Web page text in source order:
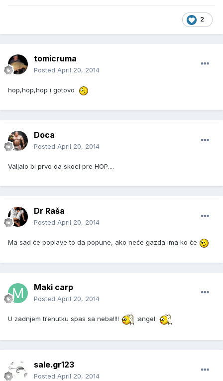
2
tomicruma
Posted April 20, 2014
hop,hop,hop i gotovo
Doca
Posted April 20, 2014
Valjalo bi prvo da skoci pre HOP....
Dr Raša
Posted April 20, 2014
Ma sad će poplave to da popune, ako neće gazda ima ko će
Maki carp
Posted April 20, 2014
U zadnjem trenutku spas sa neba!!!! :angel:
sale.gr123
Posted April 20, 2014